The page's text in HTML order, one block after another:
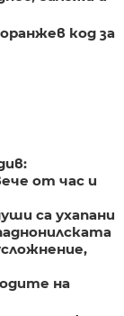
код за
от час и
са ухапани
на